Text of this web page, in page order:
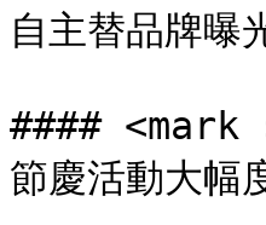
自主替品牌曝
####
節慶活動大幅